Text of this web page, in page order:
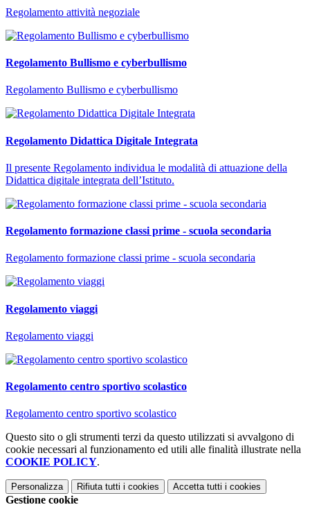
Regolamento attività negoziale
Regolamento Bullismo e cyberbullismo
Regolamento Bullismo e cyberbullismo
Regolamento Didattica Digitale Integrata
Il presente Regolamento individua le modalità di attuazione della
Didattica digitale integrata dell’Istituto.
Regolamento formazione classi prime - scuola secondaria
Regolamento formazione classi prime - scuola secondaria
Regolamento viaggi
Regolamento viaggi
Regolamento centro sportivo scolastico
Regolamento centro sportivo scolastico
Questo sito o gli strumenti terzi da questo utilizzati si avvalgono di
cookie necessari al funzionamento ed utili alle finalità illustrate nella
COOKIE POLICY.
Personalizza Rifiuta tutti i cookies Accetta tutti i cookies
Gestione cookie